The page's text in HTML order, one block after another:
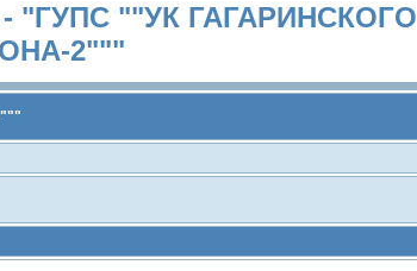
- "ГУПС ""УК ГАГАРИНСКОГО
2"""